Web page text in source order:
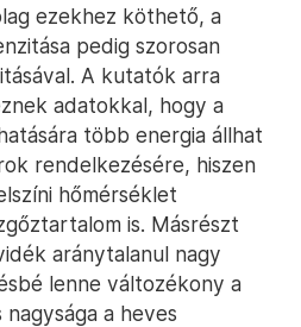
ezekhez köthető, a
pedig szorosan
A kutatók arra
adatokkal, hogy a
több energia állhat
rendelkezésére, hiszen
hőmérséklet
is. Másrészt
aránytalanul nagy
lenne változékony a
a heves